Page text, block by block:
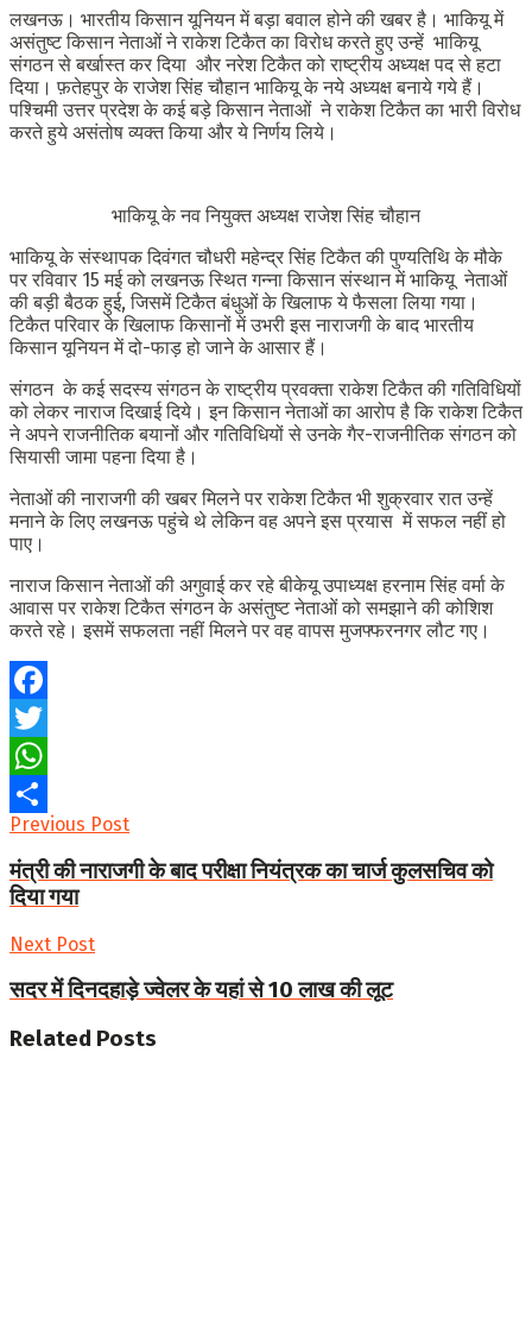
लखनऊ। भारतीय किसान यूनियन में बड़ा बवाल होने की खबर है। भाकियू में
असंतुष्ट किसान नेताओं ने राकेश टिकैत का विरोध करते हुए उन्हें भाकियू
संगठन से बर्खास्त कर दिया और नरेश टिकैत को राष्ट्रीय अध्यक्ष पद से हटा
दिया। फ़तेहपुर के राजेश सिंह चौहान भाकियू के नये अध्यक्ष बनाये गये हैं।
पश्चिमी उत्तर प्रदेश के कई बड़े किसान नेताओं ने राकेश टिकैत का भारी विरोध
करते हुये असंतोष व्यक्त किया और ये निर्णय लिये।
भाकियू केनव नियुक्त अध्यक्ष राजेश सिंह चौहान
भाकियू के संस्थापक दिवंगत चौधरी महेन्द्र सिंह टिकैत की पुण्यतिथि के मौके
पर रविवार 15 मई को लखनऊ स्थित गन्ना किसान संस्थान में भाकियू नेताओं
की बड़ी बैठक हुई, जिसमें टिकैत बंधुओं के खिलाफ ये फैसला लिया गया।
टिकैत परिवार के खिलाफ किसानों में उभरी इस नाराजगी के बाद भारतीय
किसान यूनियन में दो-फाड़ हो जाने के आसार हैं।
संगठन के कई सदस्य संगठन के राष्ट्रीय प्रवक्ता राकेश टिकैत की गतिविधियों
को लेकर नाराज दिखाई दिये। इन किसान नेताओं का आरोप है कि राकेश टिकैत
ने अपने राजनीतिक बयानों और गतिविधियों से उनके गैर-राजनीतिक संगठन को
सियासी जामा पहना दिया है।
नेताओं की नाराजगी की खबर मिलने पर राकेश टिकैत भी शुक्रवार रात उन्हें
मनाने के लिए लखनऊ पहुंचे थे लेकिन वह अपने इस प्रयास में सफल नहीं हो
पाए।
नाराज किसान नेताओं की अगुवाई कर रहे बीकेयू उपाध्यक्ष हरनाम सिंह वर्मा के
आवास पर राकेश टिकैत संगठन के असंतुष्ट नेताओं को समझाने की कोशिश
करते रहे। इसमें सफलता नहीं मिलने पर वह वापस मुजफ्फरनगर लौट गए।
Facebook
Twitter
WhatsApp
Share
Previous Post
मंत्री की नाराजगी के बाद परीक्षा नियंत्रक का चार्ज कुलसचिव को
दिया गया
Next Post
सदर में दिनदहाड़े ज्वेलर के यहां से 10 लाख की लूट
Related Posts